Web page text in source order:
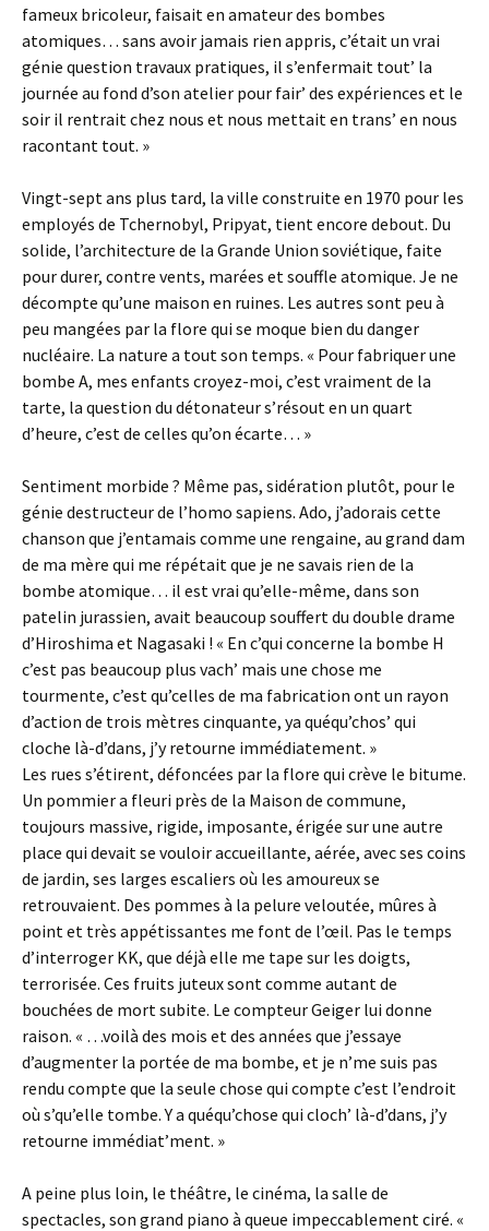
fameux bricoleur, faisait en amateur des bombes
atomiques… sans avoir jamais rien appris, c’était un vrai
génie question travaux pratiques, il s’enfermait tout’ la
journée au fond d’son atelier pour fair’ des expériences et le
soir il rentrait chez nous et nous mettait en trans’ en nous
racontant tout. »
Vingt-sept ans plus tard, la ville construite en 1970 pour les
employés de Tchernobyl, Pripyat, tient encore debout. Du
solide, l’architecture de la Grande Union soviétique, faite
pour durer, contre vents, marées et souffle atomique. Je ne
décompte qu’une maison en ruines. Les autres sont peu à
peu mangées par la flore qui se moque bien du danger
nucléaire. La nature a tout son temps. « Pour fabriquer une
bombe A, mes enfants croyez-moi, c’est vraiment de la
tarte, la question du détonateur s’résout en un quart
d’heure, c’est de celles qu’on écarte… »
Sentiment morbide ? Même pas, sidération plutôt, pour le
génie destructeur de l’homo sapiens. Ado, j’adorais cette
chanson que j’entamais comme une rengaine, au grand dam
de ma mère qui me répétait que je ne savais rien de la
bombe atomique… il est vrai qu’elle-même, dans son
patelin jurassien, avait beaucoup souffert du double drame
d’Hiroshima et Nagasaki ! « En c’qui concerne la bombe H
c’est pas beaucoup plus vach’ mais une chose me
tourmente, c’est qu’celles de ma fabrication ont un rayon
d’action de trois mètres cinquante, ya quéqu’chos’ qui
cloche là-d’dans, j’y retourne immédiatement. »
Les rues s’étirent, défoncées par la flore qui crève le bitume.
Un pommier a fleuri près de la Maison de commune,
toujours massive, rigide, imposante, érigée sur une autre
place qui devait se vouloir accueillante, aérée, avec ses coins
de jardin, ses larges escaliers où les amoureux se
retrouvaient. Des pommes à la pelure veloutée, mûres à
point et très appétissantes me font de l’œil. Pas le temps
d’interroger KK, que déjà elle me tape sur les doigts,
terrorisée. Ces fruits juteux sont comme autant de
bouchées de mort subite. Le compteur Geiger lui donne
raison. « …voilà des mois et des années que j’essaye
d’augmenter la portée de ma bombe, et je n’me suis pas
rendu compte que la seule chose qui compte c’est l’endroit
où s’qu’elle tombe. Y a quéqu’chose qui cloch’ là-d’dans, j’y
retourne immédiat’ment. »
A peine plus loin, le théâtre, le cinéma, la salle de
spectacles, son grand piano à queue impeccablement ciré. «